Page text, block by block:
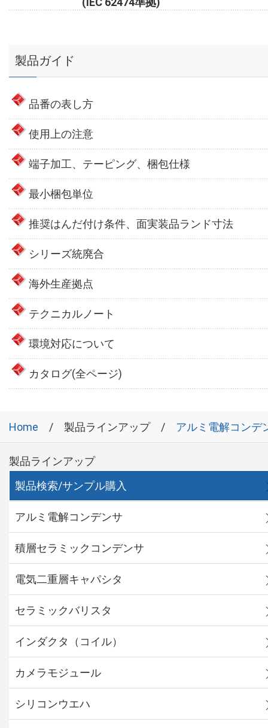
製品ガイド
品番の表し方
使用上の注意
端子加工、テーピング、梱包仕様
最小梱包単位
推奨はんだ付け条件、面実装品ランド寸法
シリーズ統廃合
海外生産拠点
テクニカルノート
環境対応について
カタログ(全ページ)
Home 製品ラインアップ アルミ電解コンデ
製品ラインアップ
製品検索/サンプル購入
アルミ電解コンデンサ
積層セラミックコンデンサ
電気二重層キャパシタ
セラミックバリスタ
インダクタ（コイル）
カメラモジュール
シリコンウエハ